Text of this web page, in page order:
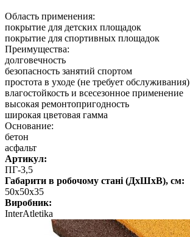
Область применения:
покрытие для детских площадок
покрытие для спортивных площадок
Преимущества:
долговечность
безопасность занятий спортом
простота в уходе (не требует обслуживания)
влагостойкость и всесезонное применение
высокая ремонтопригодность
широкая цветовая гамма
Основание:
бетон
асфальт
Артикул:
ПГ-3,5
Габарити в робочому стані (ДхШхВ), см:
50х50х35
Виробник:
InterAtletika